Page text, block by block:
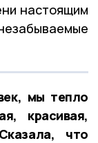
настоящим
мы тепло
красивая,
что